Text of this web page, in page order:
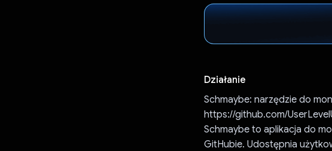
Działanie
Schmaybe: narzędzie do
https://github.com/
Schmaybe to aplikacja do
GitHubie. Udostępnia